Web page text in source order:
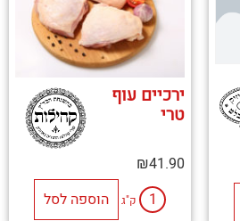
ירכיים עוף
טרי
₪41.90
ק"ג הוספה לסל